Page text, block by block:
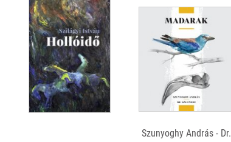
Szunyoghy András - Dr.